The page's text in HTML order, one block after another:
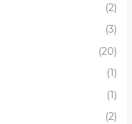
(2)
(3)
(20)
(1)
(1)
(2)